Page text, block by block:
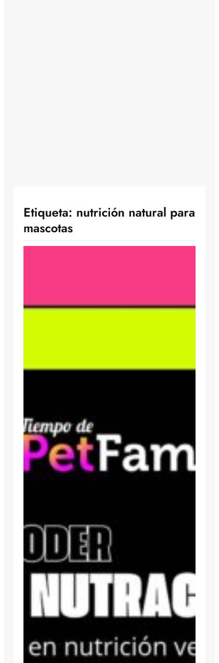
Etiqueta: nutrición natural para
mascotas